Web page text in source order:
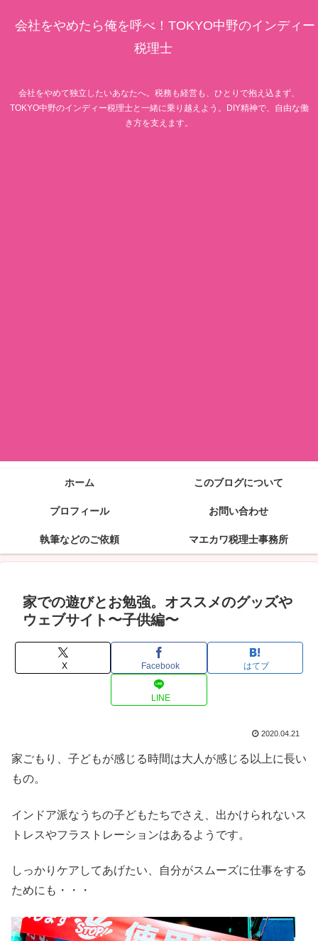
会社をやめたら俺を呼べ！TOKYO中野のインディー
税理士
会社をやめて独立したいあなたへ。税務も経営も、ひとりで抱え込まず、
TOKYO中野のインディー税理士と一緒に乗り越えよう。DIY精神で、自由な働
き方を支えます。
ホーム このブログについて
プロフィール お問い合わせ
執筆などのご依頼 マエカワ税理士事務所
家での遊びとお勉強。オススメのグッズや
ウェブサイト〜子供編〜
X Facebook はてブ
LINE
2020.04.21
家ごもり、子どもが感じる時間は大人が感じる以上に長い
もの。
インドア派なうちの子どもたちでさえ、出かけられないス
トレスやフラストレーションはあるようです。
しっかりケアしてあげたい、自分がスムーズに仕事をする
ためにも・・・